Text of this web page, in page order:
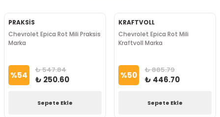
PRAKSİS
Chevrolet Epica Rot Mili Praksis
Marka
%54 ₺ 547.84
₺ 250.60
Sepete Ekle
KRAFTVOLL
Chevrolet Epica Rot Mili
Kraftvoll Marka
%50 ₺ 885.79
₺ 446.70
Sepete Ekle